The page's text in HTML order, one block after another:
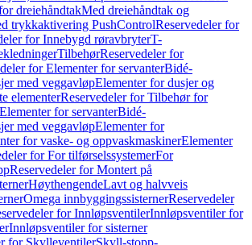
dreiehåndtakMed dreiehåndtak og
trykkaktivering PushControlReservedeler for
for Innebygd røravbryterT-
TilbehørReservedeler for
for Elementer for servanterBidé-
med veggavløpElementer for dusjer og
elementerReservedeler for Tilbehør for
for servanterBidé-
med veggavløpElementer for
for vaske- og oppvaskmaskinerElementer
for For tilførselssystemerFor
Reservedeler for Montert på
HøythengendeLavt og halvveis
Omega innbyggingssisternerReservedeler
for InnløpsventilerInnløpsventiler for
Innløpsventiler for sisterner
for SkylleventilerSkyll-stopp-